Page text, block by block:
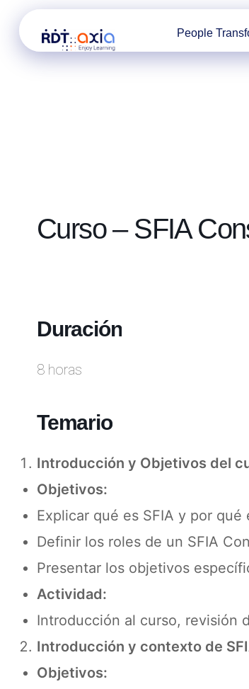
People
Curso – SFIA
Duración
8 horas
Temario
Introducción y Objetivos del
Objetivos:
Explicar qué es SFIA y por qué
Definir los roles de un SFIA
Presentar los objetivos
Actividad:
Introducción al curso, revisión
Introducción y contexto de
Objetivos: